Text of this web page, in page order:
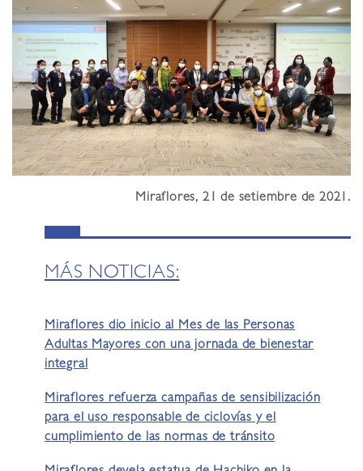
Miraflores, 21 de setiembre de 2021.
MÁS NOTICIAS:
Miraflores dio inicio al Mes de las Personas
Adultas Mayores con una jornada de bienestar
integral
Miraflores refuerza campañas de sensibilización
para el uso responsable de ciclovías y el
cumplimiento de las normas de tránsito